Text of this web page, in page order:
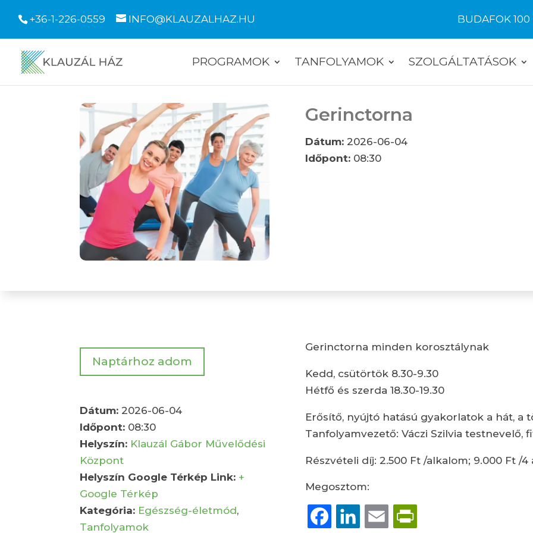
+36-1-226-0559 INFO@KLAUZALHAZ.HU BUDAFOK 100
PROGRAMOK TANFOLYAMOK SZOLGÁLTATÁSOK
Gerinctorna
Dátum: 2026-06-04
Időpont: 08:30
Naptárhoz adom
Dátum:2026-06-04
Időpont: 08:30
Helyszín: Klauzál Gábor Művelődési
Központ
Helyszín Google Térkép Link: +
Google Térkép
Kategória: Egészség-életmód,
Tanfolyamok
Gerinctorna minden korosztálynak
Kedd, csütörtök 8.30-9.30
Hétfő és szerda 18.30-19.30
Erősítő, nyújtó hatású gyakorlatok a hát, a
Tanfolyamvezető: Váczi Szilvia
Részvételi díj: 2.500 Ft /alkalom; 9.000 Ft /
Megosztom:
FacebookLinkedInEmail